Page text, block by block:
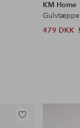
KM Home
479 DKK
Tilføj